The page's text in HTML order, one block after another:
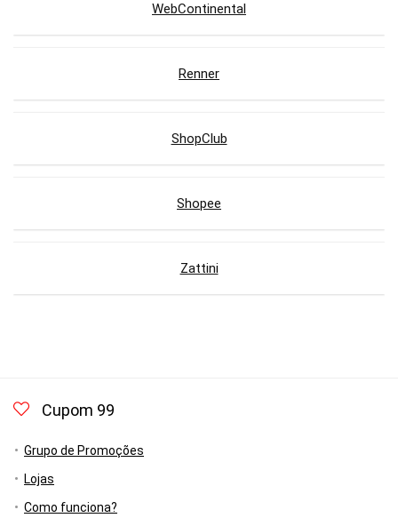
WebContinental
Renner
ShopClub
Shopee
Zattini
Cupom 99
Grupo de Promoções
Lojas
Como funciona?